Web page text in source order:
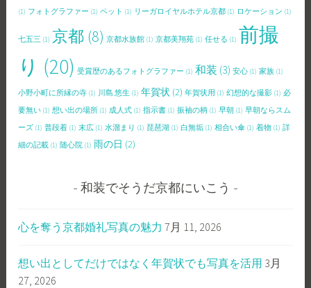
(1) フォトグラファー (1) ペット (1) リーガロイヤルホテル京都 (1) ロケーション (1)
七五三 (1) 京都 (8) 京都水族館 (1) 京都美翔苑 (1) 任せる (1) 前撮
り (20) 受賞歴のあるフォトグラファー (1) 和装 (3) 安心 (1) 家族 (1)
小野小町に所縁の寺 (1) 川島 悠生 (1) 年賀状 (2) 年賀状用 (1) 幻想的な撮影 (1) 必
要無い (1) 想い出の場所 (1) 成人式 (1) 指示書 (1) 振袖の柄 (1) 早朝 (1) 早朝ならスム
ーズ (1) 普段着 (1) 末広 (1) 水溜まり (1) 琵琶湖 (1) 白無垢 (1) 相合い傘 (1) 着物 (1) 詳
細の記載 (1) 随心院 (1) 雨の日 (2)
和装でそうだ京都にいこう
心を奪う京都婚礼写真の魅力 7月 11, 2026
想い出としてだけではなく年賀状でも写真を活用 3月
27, 2026